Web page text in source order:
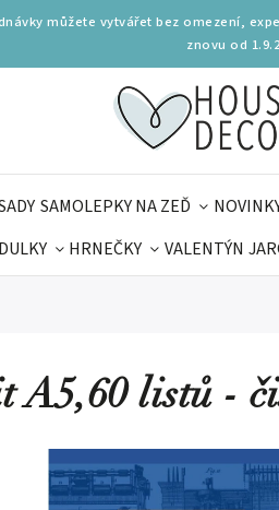
můžete vytvářet bez omezení,
znovu od
SAMOLEPKY NA ZEĎ
HRNEČKY VALENTÝN
A5,60 listů -